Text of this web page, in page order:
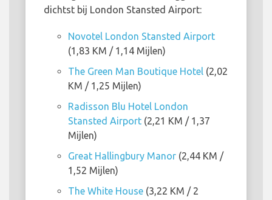
dichtst bij London Stansted Airport:
Novotel London Stansted Airport
(1,83 KM / 1,14 Mijlen)
The Green Man Boutique Hotel (2,02
KM / 1,25 Mijlen)
Radisson Blu Hotel London
Stansted Airport (2,21 KM / 1,37
Mijlen)
Great Hallingbury Manor (2,44 KM /
1,52 Mijlen)
The White House (3,22 KM / 2